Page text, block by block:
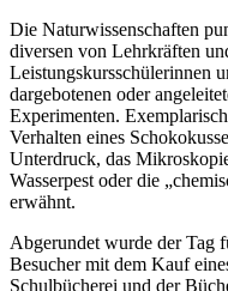
Die Naturwissenschaften
diversen von Lehrkräften
Leistungskursschülerinnen
dargebotenen oder
Experimenten.
Verhalten eines
Unterdruck, das
Wasserpest oder die
erwähnt.
Abgerundet wurde der Tag
Besucher mit dem Kauf
Schulbücherei und der